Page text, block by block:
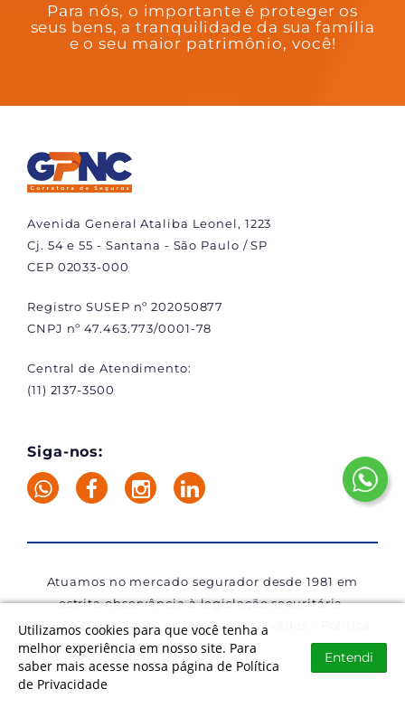
Para nós, o importante é proteger os
seus bens, a tranquilidade da sua família
e o seu maior patrimônio, você!
Avenida General Ataliba Leonel, 1223
Cj. 54 e 55 - Santana - São Paulo / SP
CEP 02033-000
Registro SUSEP nº 202050877
CNPJ nº 47.463.773/0001-78
Central de Atendimento:
(11) 2137-3500
Siga-nos:
Atuamos no mercado segurador desde 1981 em
estrita observância à legislação securitária.
© 1981-2026 -Todos os direitos reservados
de Privacidade
Utilizamos cookies para que você tenha a
melhor experiência em nosso site. Para
saber mais acesse nossa página de Política
de Privacidade
Entendi